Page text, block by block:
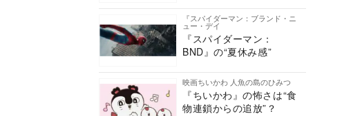
『スパイダーマン：ブランド・ニ
ュー・デイ
『スパイダーマン：
BND』の“夏休み感”
映画ちいかわ 人魚の島のひみつ
『ちいかわ』の怖さは“食
物連鎖からの追放”？